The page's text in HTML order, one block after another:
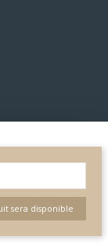
sera disponible